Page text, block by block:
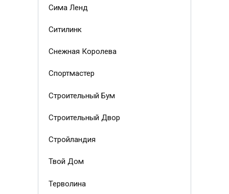
Сима Ленд
Ситилинк
Снежная Королева
Спортмастер
Строительный Бум
Строительный Двор
Стройландия
Твой Дом
Терволина